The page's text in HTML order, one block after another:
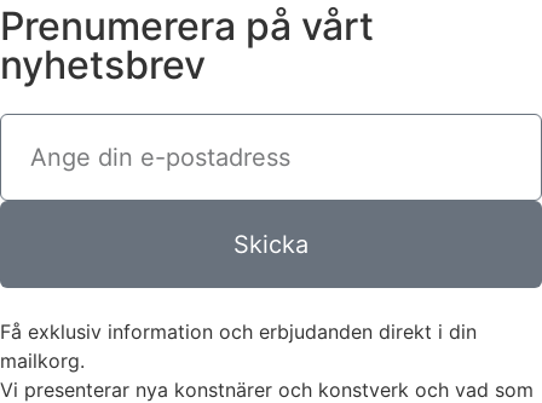
Prenumerera på vårt
nyhetsbrev
Skicka
Få exklusiv information och erbjudanden direkt i din
mailkorg.
Vi presenterar nya konstnärer och konstverk och vad som